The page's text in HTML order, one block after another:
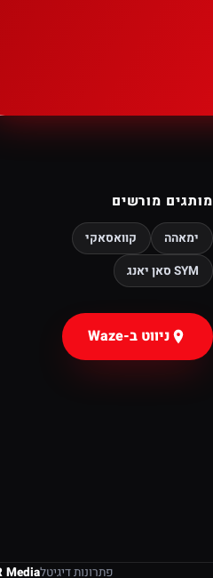
מותגים מורשים
ימאהה
קוואסאקי
SYM סאן יאנג
ניווט ב-Waze
פתרונות דיגיטלMedia